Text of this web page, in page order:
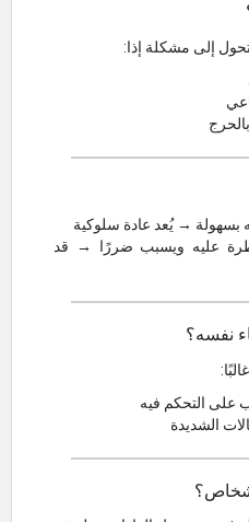
إلى مشكلة إذا:
بسهولة → يُعد عادة سلوكية
عليه ويسبب ضررًا → قد
نفسه؟
على التحكم فيه
الشديدة